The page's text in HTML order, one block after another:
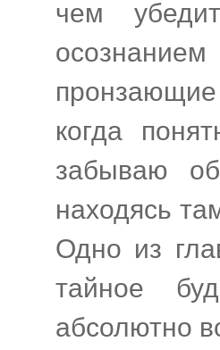
чем
когда
забываю
находясь
Одно из
тайное
абсолютно